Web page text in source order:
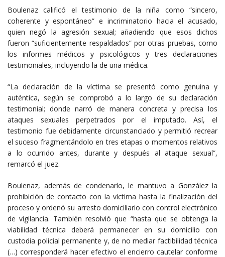
Boulenaz calificó el testimonio de la niña como “sincero,
coherente y espontáneo” e incriminatorio hacia el acusado,
quien negó la agresión sexual; añadiendo que esos dichos
fueron “suficientemente respaldados” por otras pruebas, como
los informes médicos y psicológicos y tres declaraciones
testimoniales, incluyendo la de una médica.
“La declaración de la víctima se presentó como genuina y
auténtica, según se comprobó a lo largo de su declaración
testimonial; donde narró de manera concreta y precisa los
ataques sexuales perpetrados por el imputado. Así, el
testimonio fue debidamente circunstanciado y permitió recrear
el suceso fragmentándolo en tres etapas o momentos relativos
a lo ocurrido antes, durante y después al ataque sexual”,
remarcó el juez.
Boulenaz, además de condenarlo, le mantuvo a González la
prohibición de contacto con la víctima hasta la finalización del
proceso y ordenó su arresto domiciliario con control electrónico
de vigilancia. También resolvió que “hasta que se obtenga la
viabilidad técnica deberá permanecer en su domicilio con
custodia policial permanente y, de no mediar factibilidad técnica
(…) corresponderá hacer efectivo el encierro cautelar conforme